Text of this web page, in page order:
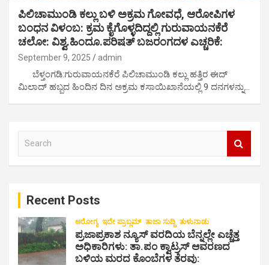
ಪಿಲಿಚಾಮುಂಡಿ ಕಲ್ಲು ಬಳಿ ಅಕ್ರಮ ಗೋವಧೆ, ಆರೋಪಿಗಳ
ಬಂಧನ ವಿಳಂಬ: ಕ್ರಮ ಕೈಗೊಳ್ಳದಿದ್ದಲ್ಲಿ ಗುರುವಾಯನಕೆರೆ
ಚಲೋ: ವಿಶ್ವ.ಹಿಂದೂ.ಪರಿಷತ್ ಬಜರಂಗದಳ ಎಚ್ಚರಿಕೆ:
September 9, 2025 admin
ಬೆಳ್ತಂಗಡಿ:ಗುರುವಾಯನಕೆರೆ ಪಿಲಿಚಾಮುಂಡಿ ಕಲ್ಲು ಹತ್ತಿರ ಈದ್
ಮಿಲಾದ್ ಹಬ್ಬದ ಹಿಂದಿನ ದಿನ ಅಕ್ರಮ ಕಸಾಯಿಖಾನೆಯಲ್ಲಿ 9 ದನಗಳನ್ನು…
Recent Posts
ಆರೋಗ್ಯ ಇದೇ ಪ್ರಾಬ್ಲಮ್ ತಾಜಾ ಸುದ್ದಿ ತುಳುನಾಡು
ಪ್ರಜಾಪ್ರಕಾಶ ನ್ಯೂಸ್ ವರದಿಯ ಬೆನ್ನಲ್ಲೇ ಎಚ್ಚೆತ್ತ
ಅಧಿಕಾರಿಗಳು: ತಾ.ಪಂ ಕ್ವಾಟ್ರಸ್ ಆವರಣದ
ಬಳಿಯ ಮರದ ಕೊಂಬೆಗಳ ತೆರವು: